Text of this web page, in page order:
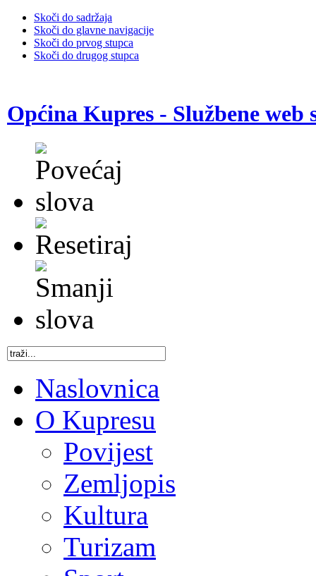
Skoči do sadržaja
Skoči do glavne navigacije
Skoči do prvog stupca
Skoči do drugog stupca
Općina Kupres - Službene web
Naslovnica
O Kupresu
Povijest
Zemljopis
Kultura
Turizam